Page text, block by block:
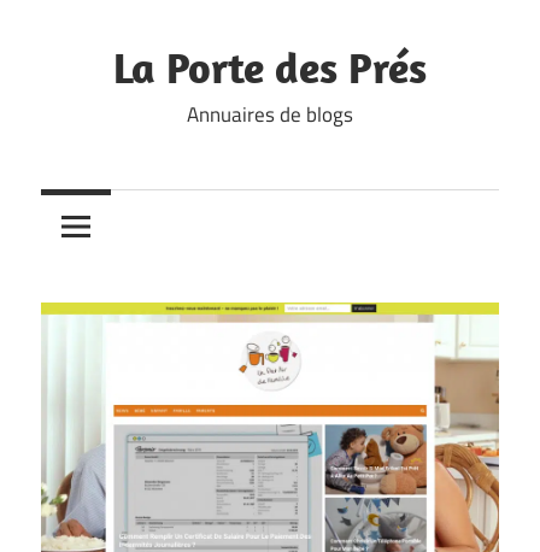
La Porte des Prés
Annuaires de blogs